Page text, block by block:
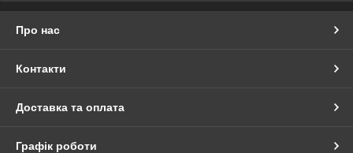
Про нас
Контакти
Доставка та оплата
Графік роботи